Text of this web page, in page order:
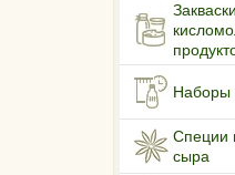
Наборы
Специи
сыра